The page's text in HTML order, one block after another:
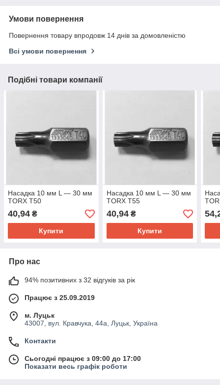
Умови повернення
Повернення товару впродовж 14 днів за домовленістю
Всі умови повернення
Подібні товари компанії
Насадка 10 мм L — 30 мм
TORX T50
40,94 ₴
Купити
Насадка 10 мм L — 30 мм
TORX T55
40,94₴
Купити
Про нас
94% позитивних з 32 відгуків за рік
Працює з 25.09.2019
м. Луцьк
43007, вул. Кравчука, 44а, Луцьк, Україна
Контакти
Сьогодні працює з 09:00 до 17:00
Показати весь графік роботи